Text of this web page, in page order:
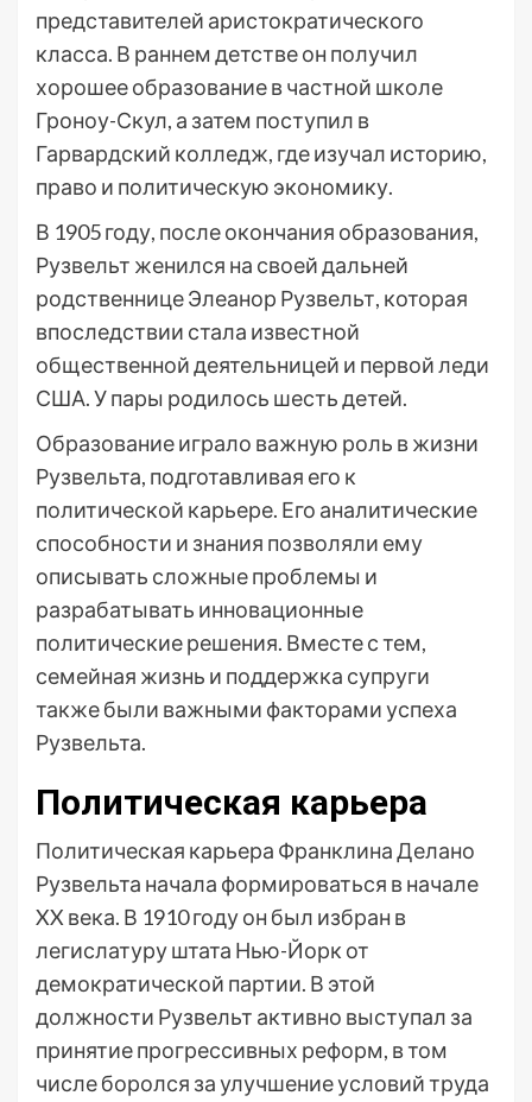
представителей аристократического
класса. В раннем детстве он получил
хорошее образование в частной школе
Гроноу-Скул, а затем поступил в
Гарвардский колледж, где изучал историю,
право и политическую экономику.
В 1905 году, после окончания образования,
Рузвельт женился на своей дальней
родственнице Элеанор Рузвельт, которая
впоследствии стала известной
общественной деятельницей и первой леди
США. У пары родилось шесть детей.
Образование играло важную роль в жизни
Рузвельта, подготавливая его к
политической карьере. Его аналитические
способности и знания позволяли ему
описывать сложные проблемы и
разрабатывать инновационные
политические решения. Вместе с тем,
семейная жизнь и поддержка супруги
также были важными факторами успеха
Рузвельта.
Политическая карьера
Политическая карьера Франклина Делано
Рузвельта начала формироваться в начале
XX века. В 1910 году он был избран в
легислатуру штата Нью-Йорк от
демократической партии. В этой
должности Рузвельт активно выступал за
принятие прогрессивных реформ, в том
числе боролся за улучшение условий труда